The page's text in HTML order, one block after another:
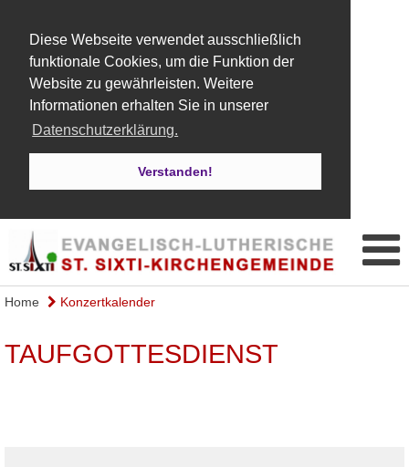
Diese Webseite verwendet ausschließlich
funktionale Cookies, um die Funktion der
Website zu gewährleisten. Weitere
Informationen erhalten Sie in unserer
Datenschutzerklärung.
Verstanden!
Home Konzertkalender
TAUFGOTTESDIENST